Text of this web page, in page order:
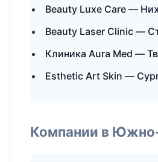
Beauty Luxe Care —
Beauty Laser Clinic —
Клиника Aura Med —
Esthetic Art Skin —
Компании в